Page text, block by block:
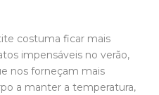
costuma ficar mais
impensáveis no verão,
nos forneçam mais
a manter a temperatura,